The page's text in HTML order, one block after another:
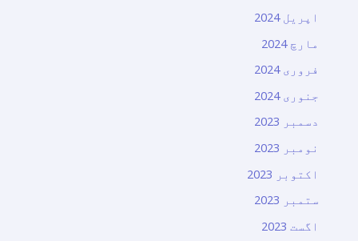
اپریل 2024
مارچ 2024
فروری 2024
جنوری 2024
دسمبر 2023
نومبر 2023
اکتوبر 2023
ستمبر 2023
اگست 2023